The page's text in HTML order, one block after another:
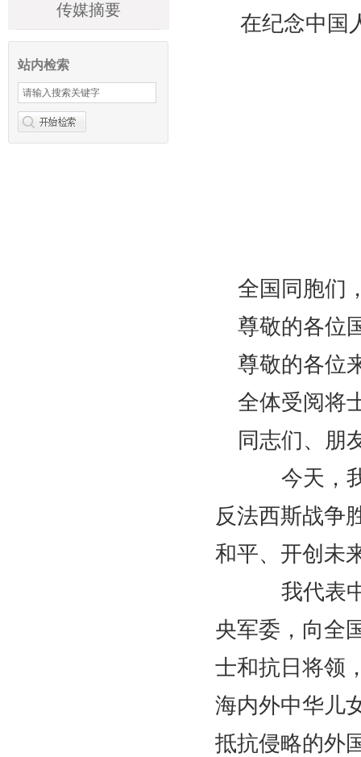
传媒摘要
站内检索
在纪念中国
全国同胞们
尊敬的各位
尊敬的各位
全体受阅将
同志们、朋
今天，我
反法西斯战争
和平、开创未
我代表中
央军委，向全
士和抗日将领
海内外中华儿
抵抗侵略的外